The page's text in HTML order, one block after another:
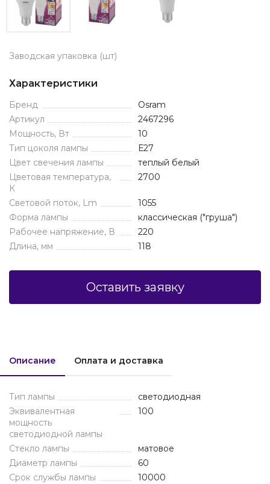
Заводская упаковка (шт)
Характеристики
Бренд
Osram
Артикул
2467296
Мощность, Вт
10
Тип цоколя лампы
Е27
Цвет свечения лампы
теплый белый
Цветовая температура,
К
2700
Световой поток, Lm
1055
Форма лампы
классическая ("груша")
Рабочее напряжение, В
220
Длина, мм
118
Оставить заявку
Описание Оплата и доставка
Тип лампы
светодиодная
Эквивалентная
мощность
светодиодной лампы
100
Стекло лампы
матовое
Диаметр лампы
60
Срок службы лампы
10000